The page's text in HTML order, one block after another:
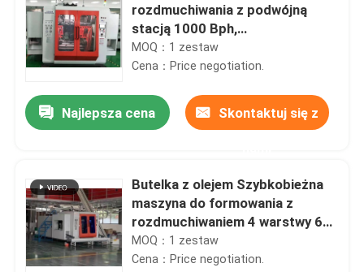
Dom
Produkty
rozdmuchiwania z podwójną
stacją 1000 Bph,
wydmuchiwarka z tworzywa
sztucznego do kręgli
MOQ：1 zestaw
Cena：Price negotiation.
Najlepsza cena Skontaktuj się z
Butelka z olejem Szybkobieżna
maszyna do formowania z
rozdmuchiwaniem 4 warstwy 6
głowic 5l
MOQ：1 zestaw
Cena：Price negotiation.